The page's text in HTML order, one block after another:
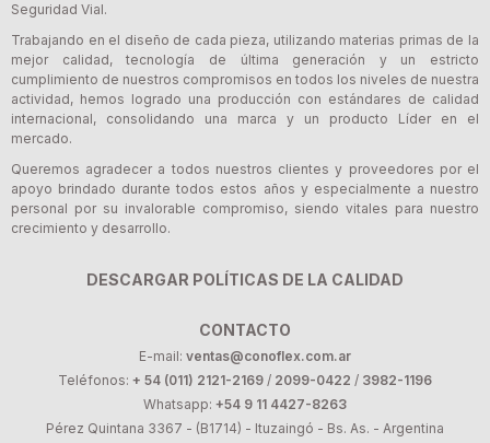
Seguridad Vial.
Trabajando en el diseño de cada pieza, utilizando materias primas de la
mejor calidad, tecnología de última generación y un estricto
cumplimiento de nuestros compromisos en todos los niveles de nuestra
actividad, hemos logrado una producción con estándares de calidad
internacional, consolidando una marca y un producto Líder en el
mercado.
Queremos agradecer a todos nuestros clientes y proveedores por el
apoyo brindado durante todos estos años y especialmente a nuestro
personal por su invalorable compromiso, siendo vitales para nuestro
crecimiento y desarrollo.
DESCARGAR POLÍTICAS DE LA CALIDAD
CONTACTO
E-mail: ventas@conoflex.com.ar
Teléfonos: + 54 (011) 2121-2169 / 2099-0422 / 3982-1196
Whatsapp: +54 9 11 4427-8263
Pérez Quintana 3367 - (B1714) - Ituzaingó - Bs. As. - Argentina